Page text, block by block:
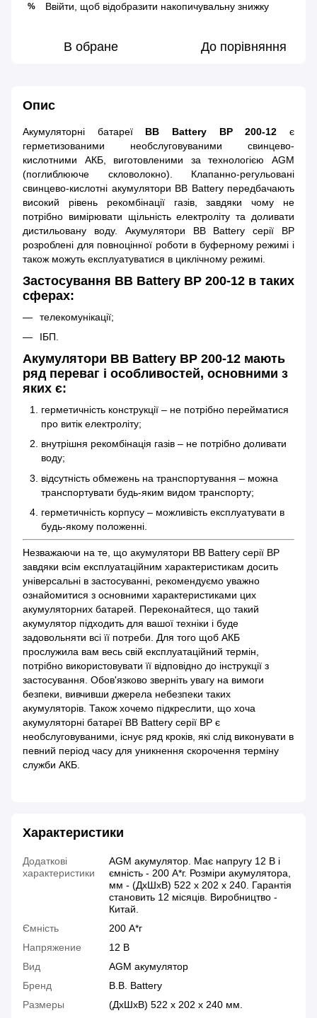
% Ввійти , щоб відобразити накопичувальну знижку
В обране До порівняння
Опис
Акумуляторні батареї BB Battery BP 200-12 є
герметизованими необслуговуваними свинцево-
кислотними АКБ, виготовленими за технологією AGM
(поглиблююче скловолокно). Клапанно-регульовані
свинцево-кислотні акумулятори BB Battery передбачають
високий рівень рекомбінації газів, завдяки чому не
потрібно вимірювати щільність електроліту та доливати
дистильовану воду. Акумулятори BB Battery серії BP
розроблені для повноцінної роботи в буферному режимі і
також можуть експлуатуватися в циклічному режимі.
Застосування BB Battery BP 200-12 в таких
сферах:
телекомунікації;
ІБП.
Акумулятори BB Battery BP 200-12 мають
ряд переваг і особливостей, основними з
яких є:
герметичність конструкції – не потрібно перейматися
про витік електроліту;
внутрішня рекомбінація газів – не потрібно доливати
воду;
відсутність обмежень на транспортування – можна
транспортувати будь-яким видом транспорту;
герметичність корпусу – можливість експлуатувати в
будь-якому положенні.
Незважаючи на те, що акумулятори BB Battery серії BP
завдяки всім експлуатаційним характеристикам досить
універсальні в застосуванні, рекомендуємо уважно
ознайомитися з основними характеристиками цих
акумуляторних батарей. Переконайтеся, що такий
акумулятор підходить для вашої техніки і буде
задовольняти всі її потреби. Для того щоб АКБ
прослужила вам весь свій експлуатаційний термін,
потрібно використовувати її відповідно до інструкції з
застосування. Обов'язково зверніть увагу на вимоги
безпеки, вивчивши джерела небезпеки таких
акумуляторів. Також хочемо підкреслити, що хоча
акумуляторні батареї BB Battery серії BP є
необслуговуваними, існує ряд кроків, які слід виконувати в
певний період часу для уникнення скорочення терміну
служби АКБ.
Характеристики
Додаткові
характеристики
AGM акумулятор. Має напругу 12 В і
ємність - 200 А*г. Розміри акумулятора,
мм - (ДхШхВ) 522 х 202 х 240. Гарантія
становить 12 місяців. Виробництво -
Китай.
Ємність
200 А*г
Напряжение
12 В
Вид
AGM акумулятор
Бренд
B.B. Battery
Размеры
(ДхШхВ) 522 х 202 х 240 мм.